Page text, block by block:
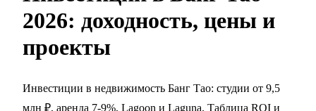
2026: доходность, цены и
проекты
Инвестиции в недвижимость Банг Тао: студии от 9,5
млн ₽, аренда 7-9%, Lagoon и Laguna. Таблица ROI и